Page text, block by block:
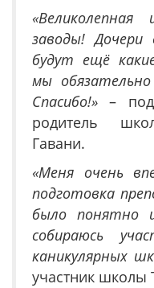
заводы! Дочери
будут ещё
мы
Спасибо!» –
родитель
Гавани.
«Меня очень
подготовка
было понятно
собираюсь
каникулярных
участник школы